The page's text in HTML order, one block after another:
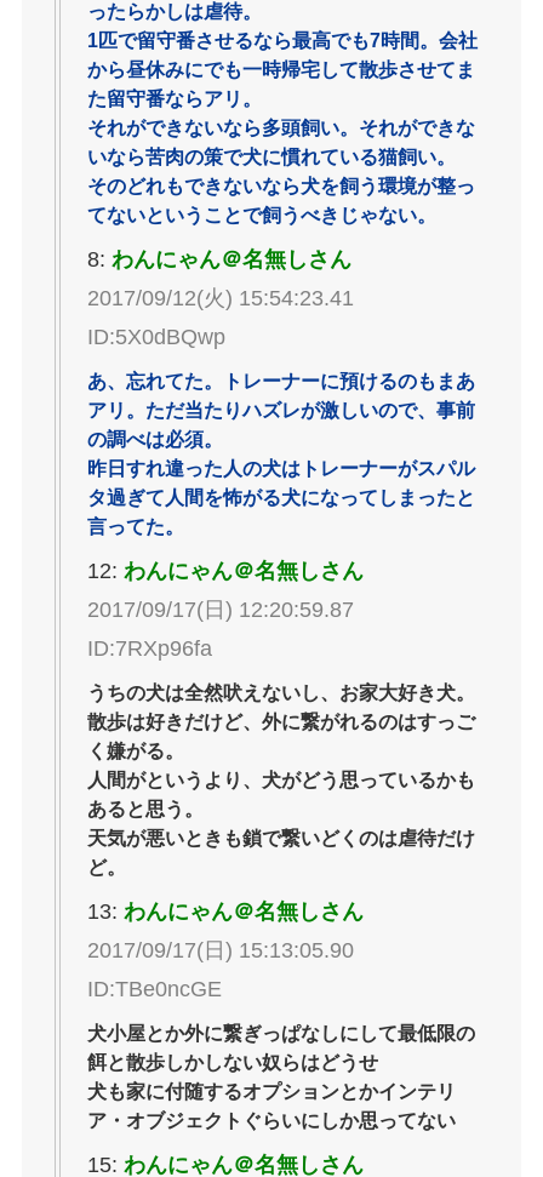
ったらかしは虐待。
1匹で留守番させるなら最高でも7時間。会社
から昼休みにでも一時帰宅して散歩させてま
た留守番ならアリ。
それができないなら多頭飼い。それができな
いなら苦肉の策で犬に慣れている猫飼い。
そのどれもできないなら犬を飼う環境が整っ
てないということで飼うべきじゃない。
8: わんにゃん＠名無しさん
2017/09/12(火) 15:54:23.41
ID:5X0dBQwp
あ、忘れてた。トレーナーに預けるのもまあ
アリ。ただ当たりハズレが激しいので、事前
の調べは必須。
昨日すれ違った人の犬はトレーナーがスパル
タ過ぎて人間を怖がる犬になってしまったと
言ってた。
12: わんにゃん＠名無しさん
2017/09/17(日) 12:20:59.87
ID:7RXp96fa
うちの犬は全然吠えないし、お家大好き犬。
散歩は好きだけど、外に繋がれるのはすっご
く嫌がる。
人間がというより、犬がどう思っているかも
あると思う。
天気が悪いときも鎖で繋いどくのは虐待だけ
ど。
13: わんにゃん＠名無しさん
2017/09/17(日) 15:13:05.90
ID:TBe0ncGE
犬小屋とか外に繋ぎっぱなしにして最低限の
餌と散歩しかしない奴らはどうせ
犬も家に付随するオプションとかインテリ
ア・オブジェクトぐらいにしか思ってない
15: わんにゃん＠名無しさん